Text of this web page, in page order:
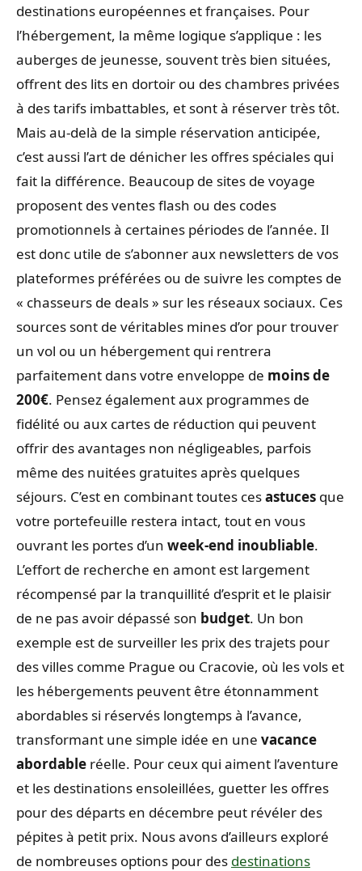
destinations européennes et françaises. Pour
l’hébergement, la même logique s’applique : les
auberges de jeunesse, souvent très bien situées,
offrent des lits en dortoir ou des chambres privées
à des tarifs imbattables, et sont à réserver très tôt.
Mais au-delà de la simple réservation anticipée,
c’est aussi l’art de dénicher les offres spéciales qui
fait la différence. Beaucoup de sites de voyage
proposent des ventes flash ou des codes
promotionnels à certaines périodes de l’année. Il
est donc utile de s’abonner aux newsletters de vos
plateformes préférées ou de suivre les comptes de
« chasseurs de deals » sur les réseaux sociaux. Ces
sources sont de véritables mines d’or pour trouver
un vol ou un hébergement qui rentrera
parfaitement dans votre enveloppe de moins de
200€. Pensez également aux programmes de
fidélité ou aux cartes de réduction qui peuvent
offrir des avantages non négligeables, parfois
même des nuitées gratuites après quelques
séjours. C’est en combinant toutes cesastuces que
votre portefeuille restera intact, tout en vous
ouvrant les portes d’un week-end inoubliable.
L’effort de recherche en amont est largement
récompensé par la tranquillité d’esprit et le plaisir
de ne pas avoir dépassé son budget. Un bon
exemple est de surveiller les prix des trajets pour
des villes comme Prague ou Cracovie, où les vols et
les hébergements peuvent être étonnamment
abordables si réservés longtemps à l’avance,
transformant une simple idée en une vacance
abordable réelle. Pour ceux qui aiment l’aventure
et les destinations ensoleillées, guetter les offres
pour des départs en décembre peut révéler des
pépites à petit prix. Nous avons d’ailleurs exploré
de nombreuses options pour des destinations